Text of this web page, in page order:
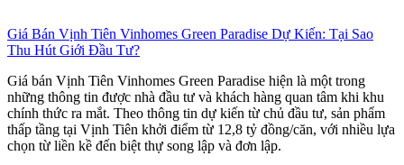
Giá Bán Vịnh Tiên Vinhomes Green Paradise Dự Kiến: Tại Sao
Thu Hút Giới Đầu Tư?
Giá bán Vịnh Tiên Vinhomes Green Paradise hiện là một trong
những thông tin được nhà đầu tư và khách hàng quan tâm khi khu
chính thức ra mắt. Theo thông tin dự kiến từ chủ đầu tư, sản phẩm
thấp tầng tại Vịnh Tiên khởi điểm từ 12,8 tỷ đồng/căn, với nhiều lựa
chọn từ liền kề đến biệt thự song lập và đơn lập.